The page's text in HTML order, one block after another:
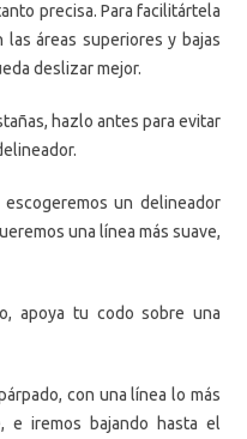
precisa. Para facilitártela
áreas superiores y bajas
deslizar mejor.
hazlo antes para evitar
un delineador
una línea más suave,
apoya tu codo sobre una
con una línea lo más
e iremos bajando hasta el